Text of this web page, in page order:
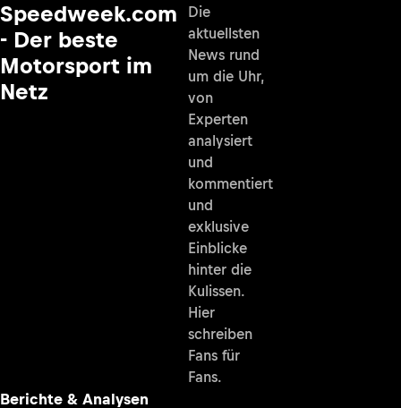
Speedweek.com
- Der beste
Motorsport im
Netz
Die
aktuellsten
News rund
um die Uhr,
von
Experten
analysiert
und
kommentiert
und
exklusive
Einblicke
hinter die
Kulissen.
Hier
schreiben
Fans für
Fans.
Berichte & Analysen